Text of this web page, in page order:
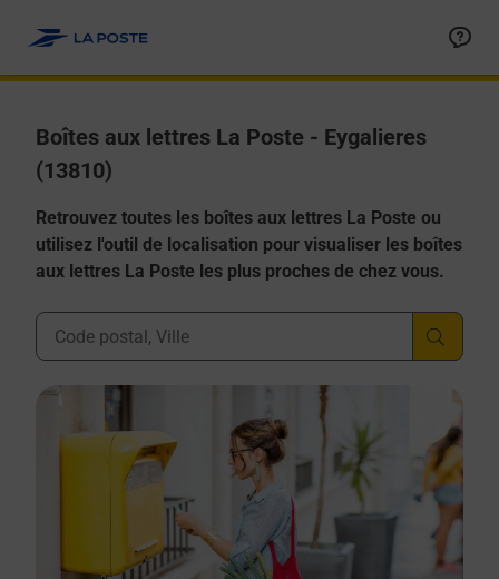
Boîtes aux lettres La Poste - Eygalieres
(13810)
Retrouvez toutes les boîtes aux lettres La Poste ou
utilisez l'outil de localisation pour visualiser les boîtes
aux lettres La Poste les plus proches de chez vous.
Ville, Département, Code Postal